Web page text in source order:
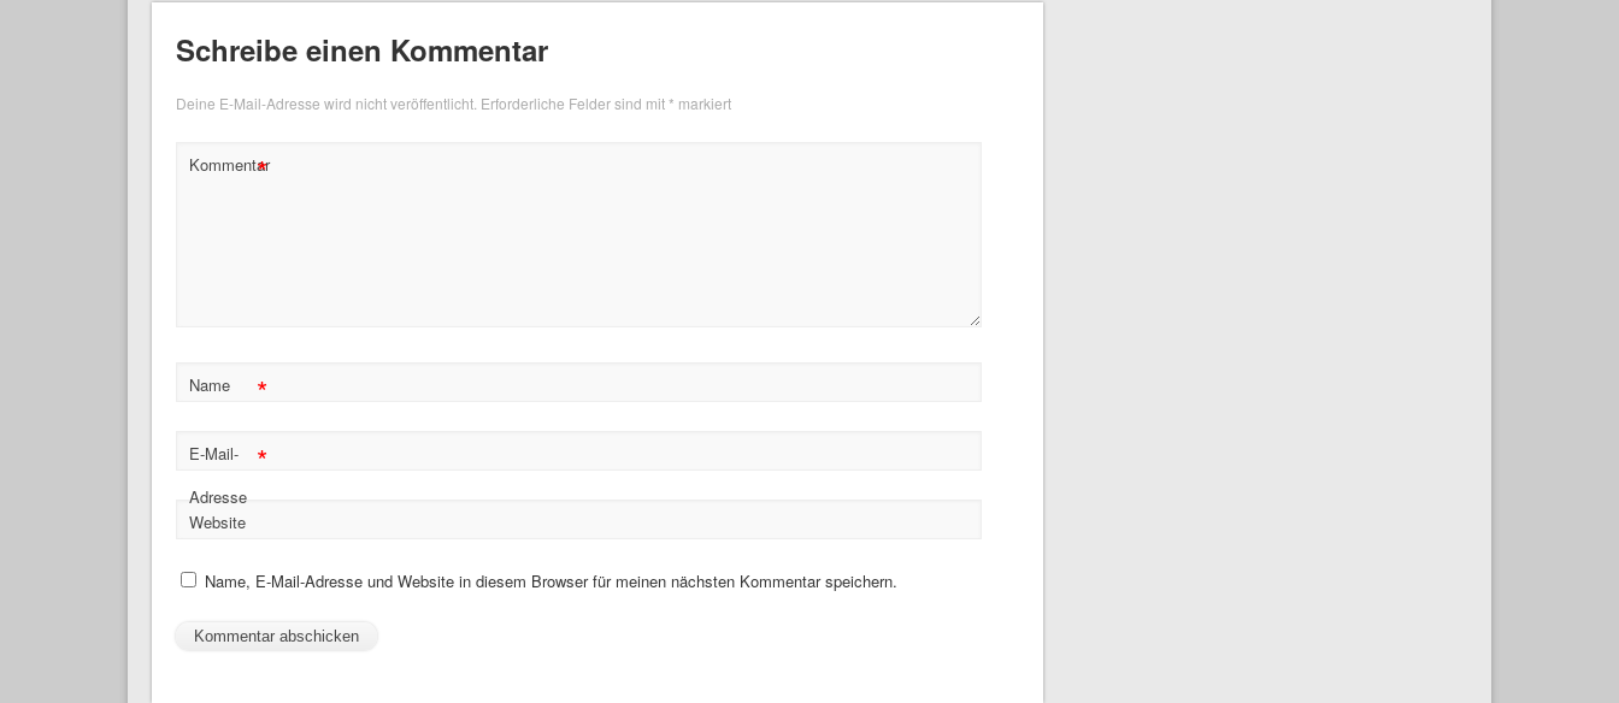
Schreibe einen Kommentar
Deine E-Mail-Adresse wird nicht veröffentlicht. Erforderliche Felder sind mit* markiert
Kommentar
*
Name *
E-Mail-
Adresse
*
Website
Name, E-Mail-Adresse und Website in diesem Browser für meinen nächsten Kommentar speichern.